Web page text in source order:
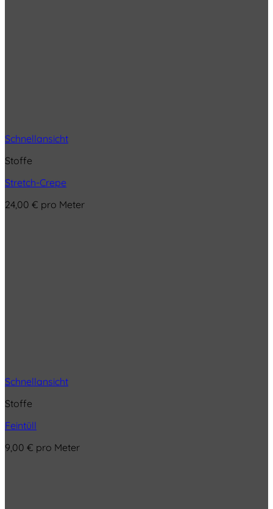
Schnellansicht
Stoffe
Stretch-Crepe
24,00 € pro Meter
Schnellansicht
Stoffe
Feintüll
9,00 € pro Meter